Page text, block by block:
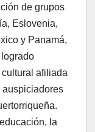
de grupos
Eslovenia,
y Panamá,
afiliada
la